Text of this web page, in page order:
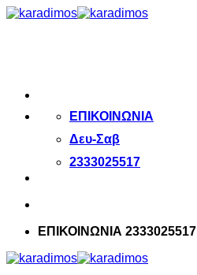
Μετάβαση
ΕΠΙΚΟΙΝΩΝΙΑ
Δευ-Σαβ
2333025517
ΕΠΙΚΟΙΝΩΝΙΑ 2333025517